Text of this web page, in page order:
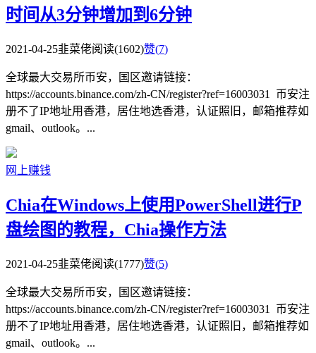
时间从3分钟增加到6分钟
2021-04-25韭菜佬阅读(1602)赞(7)
全球最大交易所币安，国区邀请链接：
https://accounts.binance.com/zh-CN/register?ref=16003031 币安注
册不了IP地址用香港，居住地选香港，认证照旧，邮箱推荐如
gmail、outlook。...
网上赚钱
Chia在Windows上使用PowerShell进行P
盘绘图的教程，Chia操作方法
2021-04-25韭菜佬阅读(1777)赞(5)
全球最大交易所币安，国区邀请链接：
https://accounts.binance.com/zh-CN/register?ref=16003031 币安注
册不了IP地址用香港，居住地选香港，认证照旧，邮箱推荐如
gmail、outlook。...